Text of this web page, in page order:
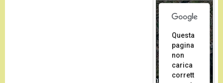
For development purposes only
Questa
pagina
non
carica
corrett